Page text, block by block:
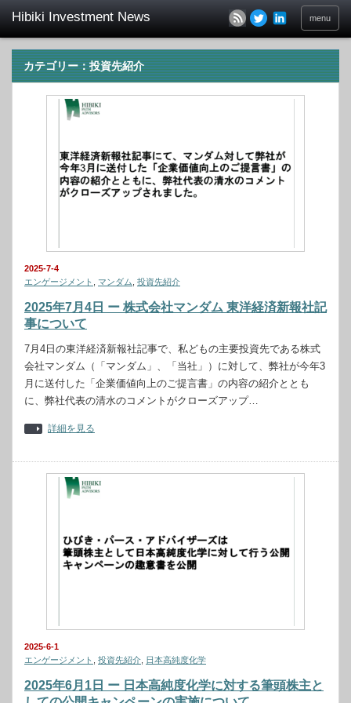
menu
カテゴリー：投資先紹介
2025-7-4
エンゲージメント
マンダム 投資先紹介
2025年7月4日 ー 株式会社マンダム 東洋経済新報社記
事について
7月4日の東洋経済新報社記事で、私どもの主要投資先である株式
会社マンダム（「マンダム」、「当社」）に対して、弊社が今年3
月に送付した「企業価値向上のご提言書」の内容の紹介ととも
に、弊社代表の清水のコメントがクローズアップ…
詳細を見る
2025-6-1
エンゲージメント
投資先紹介 日本高純度化学
2025年6月1日 ー 日本高純度化学に対する筆頭株主と